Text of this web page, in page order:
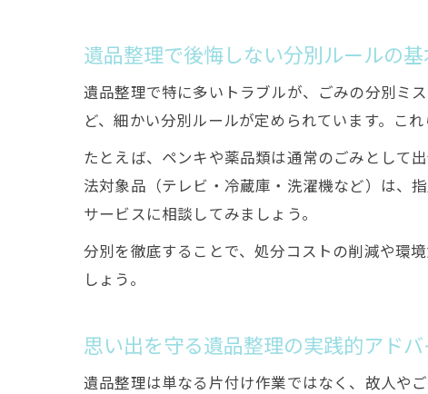
遺品整理で後悔しない分別ルールの
遺品整理で特に多いトラブルが、ごみの分別ミ
ど、細かい分別ルールが定められています。こ
たとえば、ペンキや薬品類は通常のごみとして
法対象品（テレビ・冷蔵庫・洗濯機など）は、
サービスに相談してみましょう。
分別を徹底することで、処分コストの削減や環
しょう。
思い出を守る遺品整理の実践的アドバ
遺品整理は単なる片付け作業ではなく、故人や